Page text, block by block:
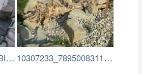
3AtX52AcqyRCdPQeBlSciXoEugVrbvqBJTPN0Dx… 10307233_789500831125992…